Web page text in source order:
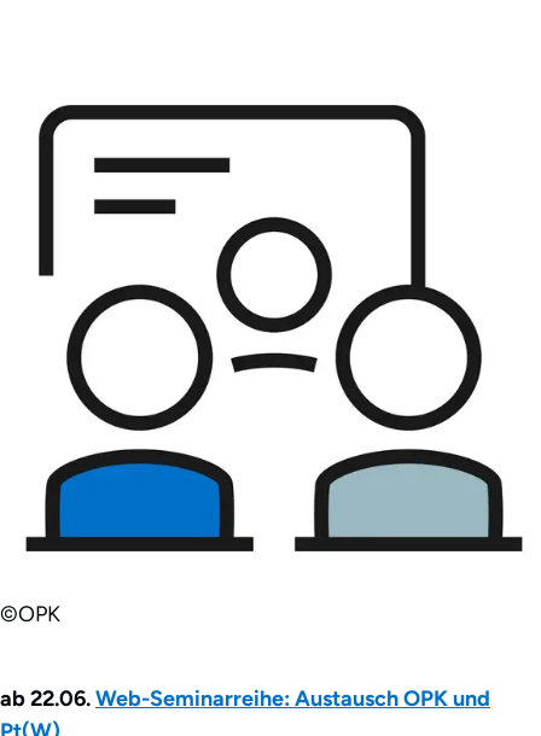
ab 22.06.Web-Seminarreihe: Austausch OPK und
©OPK